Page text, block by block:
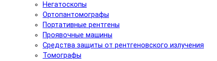
Негатоскопы
Ортопантомографы
Портативные рентгены
Проявочные машины
Средства защиты от рентгеновского излучения
Томографы